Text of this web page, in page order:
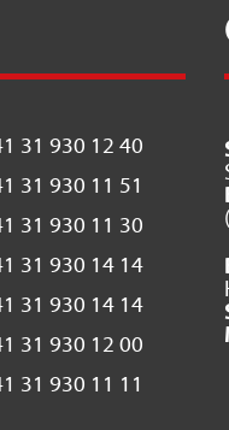
31 930 12 40
31 930 11 51
31 930 11 30
31 930 14 14
31 930 14 14
31 930 12 00
31 930 11 11